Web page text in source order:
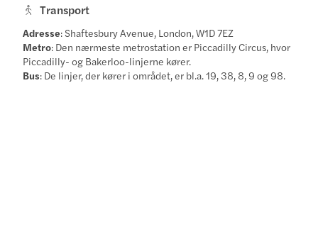
Transport
Adresse: Shaftesbury Avenue, London, W1D 7EZ
Metro: Den nærmeste metrostation er Piccadilly Circus, hvor
Piccadilly- og Bakerloo-linjerne kører.
Bus: De linjer, der kører i området, er bl.a. 19, 38, 8, 9 og 98.